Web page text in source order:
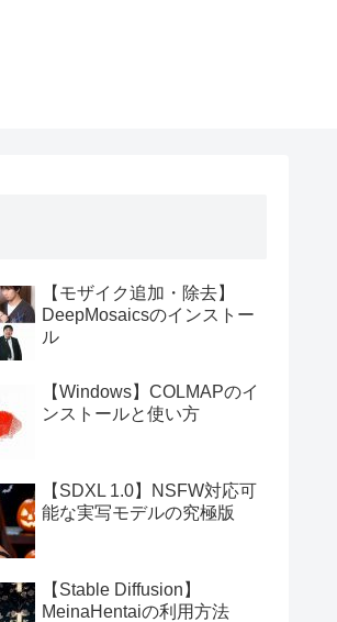
【モザイク追加・除去】
DeepMosaicsのインストー
ル
【Windows】COLMAPのイ
ンストールと使い方
【SDXL 1.0】NSFW対応可
能な実写モデルの究極版
【Stable Diffusion】
MeinaHentaiの利用方法